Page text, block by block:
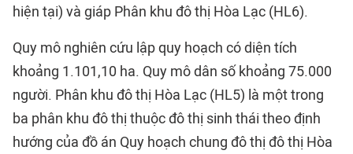
hiện tại) và giáp Phân khu đô thị Hòa Lạc (HL6).
Quy mô nghiên cứu lập quy hoạch có diện tích
khoảng 1.101,10 ha. Quy mô dân số khoảng 75.000
người. Phân khu đô thị Hòa Lạc (HL5) là một trong
ba phân khu đô thị thuộc đô thị sinh thái theo định
hướng của đồ án Quy hoạch chung đô thị đô thị Hòa